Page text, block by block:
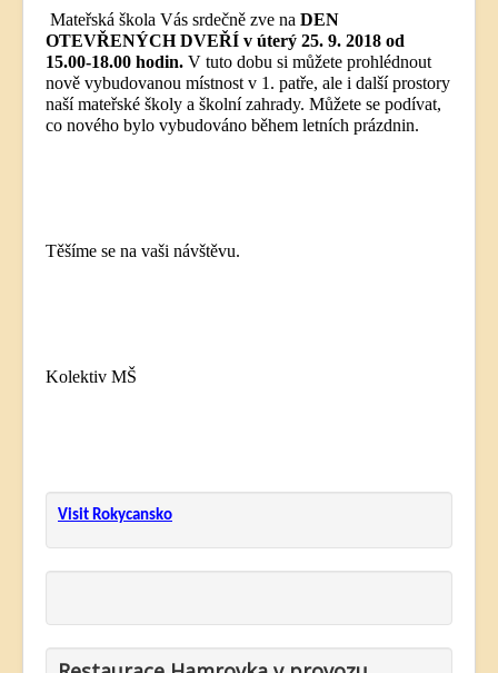
Mateřská škola Vás srdečně zve na DEN
OTEVŘENÝCH DVEŘÍ v úterý 25. 9. 2018 od
15.00-18.00 hodin. V tuto dobu si můžete prohlédnout
nově vybudovanou místnost v 1. patře, ale i další prostory
naší mateřské školy a školní zahrady. Můžete se podívat,
co nového bylo vybudováno během letních prázdnin.
Těšíme se na vaši návštěvu.
Kolektiv MŠ
Visit Rokycansko